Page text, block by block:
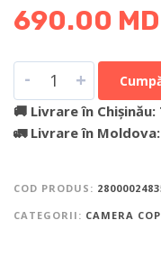
690.00
- +
🚚 Livrare în Chișinău:
🚛 Livrare în
COD PRODUS:
CATEGORII: CAMERA